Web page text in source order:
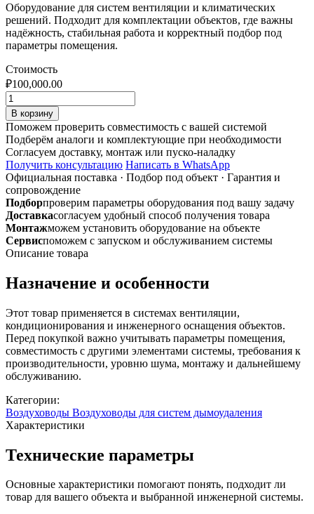
Оборудование для систем вентиляции и климатических
решений. Подходит для комплектации объектов, где важны
надёжность, стабильная работа и корректный подбор под
параметры помещения.
Стоимость
₽100,000.00
Количество
товара
Воздуховод
прямоугольный
сварной
600x300
L-
1500
из
черной
стали
В корзину
Поможем проверить совместимость с вашей системой
Подберём аналоги и комплектующие при необходимости
Согласуем доставку, монтаж или пуско-наладку
Получить консультацию Написать в WhatsApp
Официальная поставка · Подбор под объект · Гарантия и
сопровождение
Подборпроверим параметры оборудования под вашу задачу
Доставкасогласуем удобный способ получения товара
Монтажможем установить оборудование на объекте
Сервиспоможем с запуском и обслуживанием системы
Описание товара
Назначение и особенности
Этот товар применяется в системах вентиляции,
кондиционирования и инженерного оснащения объектов.
Перед покупкой важно учитывать параметры помещения,
совместимость с другими элементами системы, требования к
производительности, уровню шума, монтажу и дальнейшему
обслуживанию.
Категории:
Воздуховоды Воздуховоды для систем дымоудаления
Характеристики
Технические параметры
Основные характеристики помогают понять, подходит ли
товар для вашего объекта и выбранной инженерной системы.